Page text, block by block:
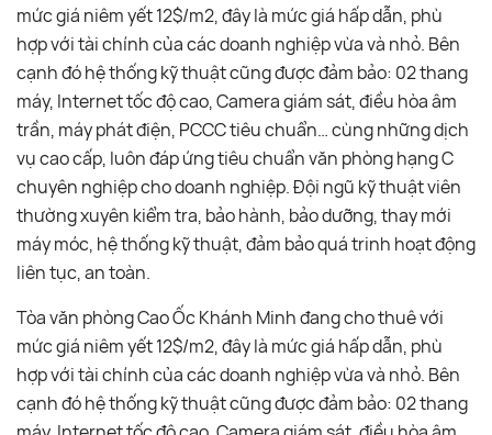
mức giá niêm yết 12$/m2, đây là mức giá hấp dẫn, phù
hợp với tài chính của các doanh nghiệp vừa và nhỏ. Bên
cạnh đó hệ thống kỹ thuật cũng được đảm bảo: 02 thang
máy, Internet tốc độ cao, Camera giám sát, điều hòa âm
trần, máy phát điện, PCCC tiêu chuẩn… cùng những dịch
vụ cao cấp, luôn đáp ứng tiêu chuẩn văn phòng hạng C
chuyên nghiệp cho doanh nghiệp. Đội ngũ kỹ thuật viên
thường xuyên kiểm tra, bảo hành, bảo dưỡng, thay mới
máy móc, hệ thống kỹ thuật, đảm bảo quá trinh hoạt động
liên tục, an toàn.
Tòa văn phòng Cao Ốc Khánh Minh đang cho thuê với
mức giá niêm yết 12$/m2, đây là mức giá hấp dẫn, phù
hợp với tài chính của các doanh nghiệp vừa và nhỏ. Bên
cạnh đó hệ thống kỹ thuật cũng được đảm bảo: 02 thang